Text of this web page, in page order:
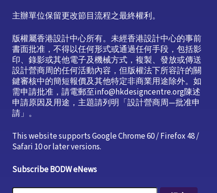
主辦單位保留更改節目流程之最終權利。
版權屬香港設計中心所有。未經香港設計中心的事前
書面批准，不得以任何形式或通過任何手段，包括影
印、錄影或其他電子及機械方式，複製、發放或傳送
設計營商周的任何活動內容，但版權法下所容許的關
鍵審核中的簡短報價及其他特定非商業用途除外。如
需申請批准，請電郵至info@hkdesigncentre.org陳述
申請原因及用途，主題請列明「設計營商周—批准申
請」。
This website supports Google Chrome 60 / Firefox 48 /
Safari 10 or later versions.
Subscribe BODW eNews